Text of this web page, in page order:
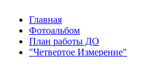
Главная
Фотоальбом
План работы ДО
"Четвертое Измерение"